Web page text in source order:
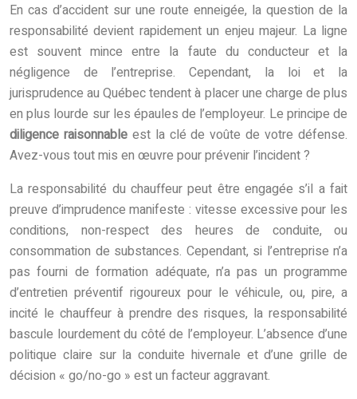
En cas d’accident sur une route enneigée, la question de la
responsabilité devient rapidement un enjeu majeur. La ligne
est souvent mince entre la faute du conducteur et la
négligence de l’entreprise. Cependant, la loi et la
jurisprudence au Québec tendent à placer une charge de plus
en plus lourde sur les épaules de l’employeur. Le principe de
diligence raisonnableest la clé de voûte de votre défense.
Avez-vous tout mis en œuvre pour prévenir l’incident ?
La responsabilité du chauffeur peut être engagée s’il a fait
preuve d’imprudence manifeste : vitesse excessive pour les
conditions, non-respect des heures de conduite, ou
consommation de substances. Cependant, si l’entreprise n’a
pas fourni de formation adéquate, n’a pas un programme
d’entretien préventif rigoureux pour le véhicule, ou, pire, a
incité le chauffeur à prendre des risques, la responsabilité
bascule lourdement du côté de l’employeur. L’absence d’une
politique claire sur la conduite hivernale et d’une grille de
décision « go/no-go » est un facteur aggravant.